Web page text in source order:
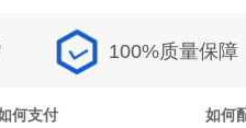
100%质量保障
何支付 如何